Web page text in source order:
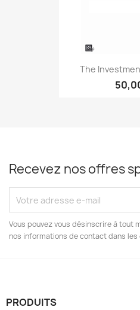
The
Recevez nos offres
Vous pouvez vous désinscrire à tout
nos informations de contact dans
PRODUITS